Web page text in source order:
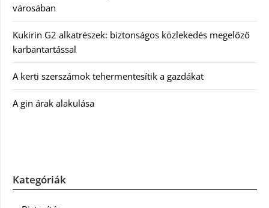
városában
Kukirin G2 alkatrészek: biztonságos közlekedés megelőző
karbantartással
A kerti szerszámok tehermentesítik a gazdákat
A gin árak alakulása
Kategóriák